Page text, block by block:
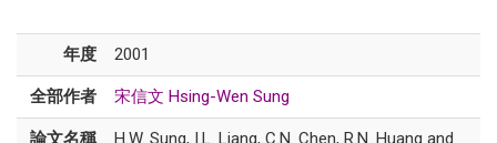
年度 2001
全部作者 宋信文 Hsing-Wen Sung
論文名稱
H.W. Sung, I.L. Liang, C.N. Chen, R.N. Huang and